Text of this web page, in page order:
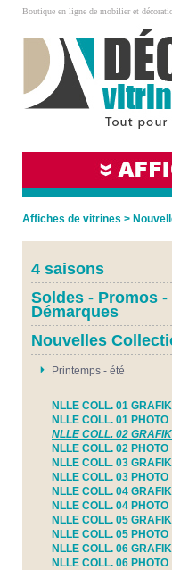
Boutique en ligne de mobilier et
Affiches de vitrines >
4 saisons
Soldes - Promos -
Démarques
Nouvelles
Printemps - été
NLLE COLL. 01 GRAFIK
NLLE COLL. 01 PHOTO
NLLE COLL. 02 GRAFIK
NLLE COLL. 02 PHOTO
NLLE COLL. 03 GRAFIK
NLLE COLL. 03 PHOTO
NLLE COLL. 04 GRAFIK
NLLE COLL. 04 PHOTO
NLLE COLL. 05 GRAFIK
NLLE COLL. 05 PHOTO
NLLE COLL. 06 GRAFIK
NLLE COLL. 06 PHOTO